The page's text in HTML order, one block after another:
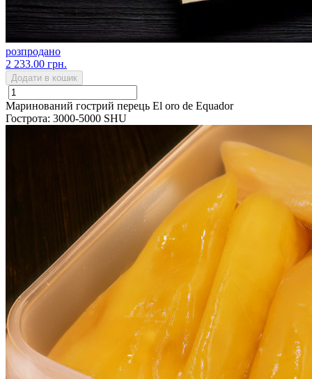
розпродано
2 233.00 грн.
Додати в кошик
Маринований гострий перець El oro de Equador
Гострота: 3000-5000 SHU